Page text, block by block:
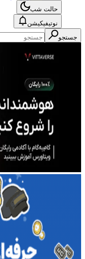
حالت شب
نوتیفیکیشن
جستجو